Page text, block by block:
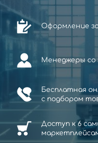
Оформление
Менеджеры со
Бесплатная
с подбором
Доступ к 6